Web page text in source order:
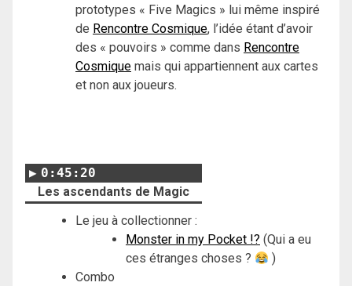
prototypes « Five Magics » lui même inspiré
de Rencontre Cosmique, l’idée étant d’avoir
des « pouvoirs » comme dans Rencontre
Cosmique mais qui appartiennent aux cartes
et non aux joueurs.
0:45:20
Les ascendants de Magic
Le jeu à collectionner :
Monster in my Pocket !? (Qui a eu
ces étranges choses ?
)
Combo